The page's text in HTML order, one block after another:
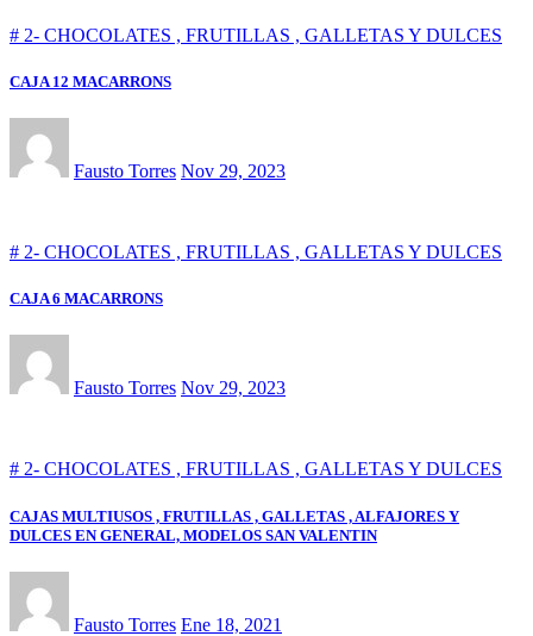
# 2- CHOCOLATES , FRUTILLAS , GALLETAS Y DULCES
CAJA 12 MACARRONS
Fausto Torres Nov 29, 2023
# 2- CHOCOLATES , FRUTILLAS , GALLETAS Y DULCES
CAJA 6 MACARRONS
Fausto Torres Nov 29, 2023
# 2- CHOCOLATES , FRUTILLAS , GALLETAS Y DULCES
CAJAS MULTIUSOS , FRUTILLAS , GALLETAS , ALFAJORES Y
DULCES EN GENERAL, MODELOS SAN VALENTIN
Fausto Torres Ene 18, 2021